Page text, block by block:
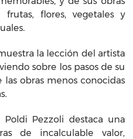
flores, vegetales y
la lección del artista
sobre los pasos de su
las obras menos conocidas
Poldi Pezzoli destaca una
de incalculable valor,